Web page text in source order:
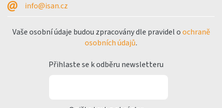
info@isan.cz
Vaše osobní údaje budou zpracovány dle pravidel oochraně
osobních údajů.
Přihlaste se k odběru newsletteru